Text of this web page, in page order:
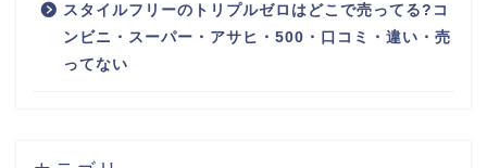
スタイルフリーのトリプルゼロはどこで売ってる?コ
ンビニ・スーパー・アサヒ・500・口コミ・違い・売
ってない